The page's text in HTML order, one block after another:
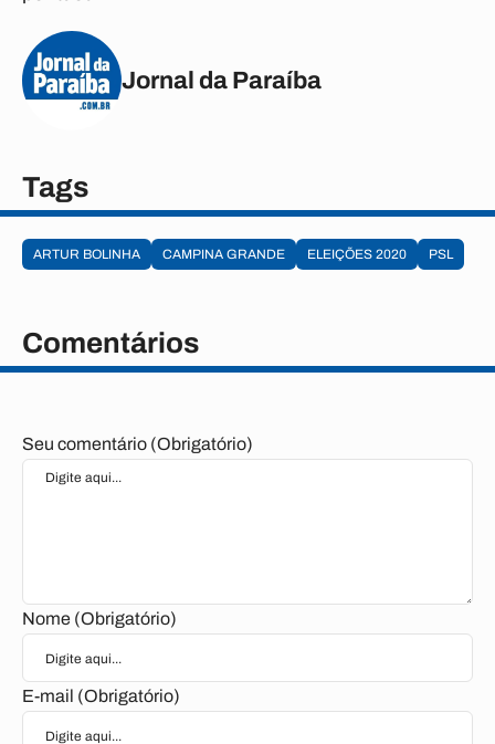
Jornal da Paraíba
Tags
ARTUR BOLINHA CAMPINA GRANDE ELEIÇÕES 2020 PSL
Comentários
Seu comentário (Obrigatório)
Nome (Obrigatório)
E-mail (Obrigatório)